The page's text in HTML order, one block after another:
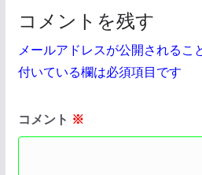
コメントを残す
メールアドレスが公開されるこ
付いている欄は必須項目です
コメント ※